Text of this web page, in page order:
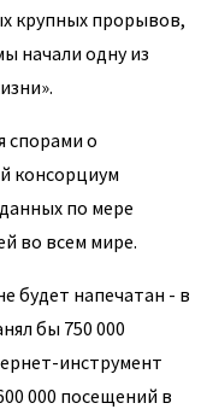
крупных прорывов,
начали одну из
спорами о
консорциум
по мере
во всем мире.
будет напечатан - в
бы 750 000
инструмент
000 посещений в